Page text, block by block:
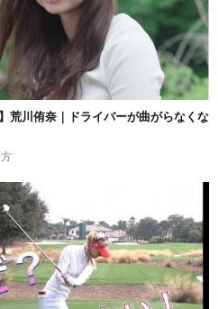
荒川侑奈｜ドライバーが曲がらなくな